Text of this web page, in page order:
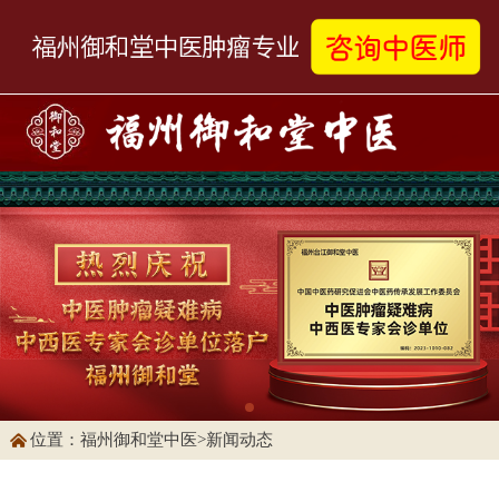
位置：福州御和堂中医>新闻动态